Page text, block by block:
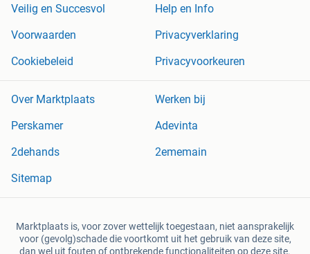
Veilig en Succesvol
Help en Info
Voorwaarden
Privacyverklaring
Cookiebeleid
Privacyvoorkeuren
Over Marktplaats
Werken bij
Perskamer
Adevinta
2dehands
2ememain
Sitemap
Marktplaats is, voor zover wettelijk toegestaan, niet aansprakelijk
voor (gevolg)schade die voortkomt uit het gebruik van deze site,
dan wel uit fouten of ontbrekende functionaliteiten op deze site.